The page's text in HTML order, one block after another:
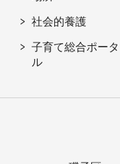
社会的養護
子育て総合ポータ
ル